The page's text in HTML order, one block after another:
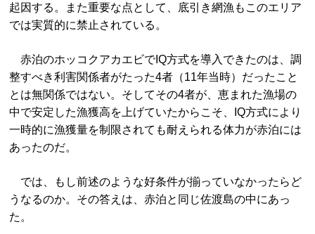
起因する。また重要な点として、底引き網漁もこのエリア
では実質的に禁止されている。
赤泊のホッコクアカエビでIQ方式を導入できたのは、調
整すべき利害関係者がたった4者（11年当時）だったこと
とは無関係ではない。そしてその4者が、恵まれた漁場の
中で安定した漁獲高を上げていたからこそ、IQ方式により
一時的に漁獲量を制限されても耐えられる体力が赤泊には
あったのだ。
では、もし前述のような好条件が揃っていなかったらど
うなるのか。その答えは、赤泊と同じ佐渡島の中にあっ
た。